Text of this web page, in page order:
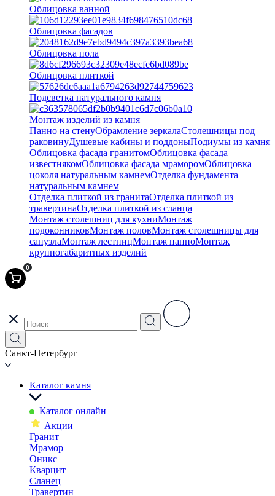
Облицовка ванной
Облицовка фасадов
Облицовка пола
Облицовка плиткой
Подсветка натурального камня
Монтаж изделий из камня
Панно на стенуОбрамление зеркалаСтолешницы под
раковинуДушевые кабины и поддоныПодиумы из камня
Облицовка фасада гранитомОблицовка фасада
известнякомОблицовка фасада мраморомОблицовка
цоколя натуральным камнемОтделка фундамента
натуральным камнем
Отделка плиткой из гранитаОтделка плиткой из
травертинаОтделка плиткой из сланца
Монтаж столешниц для кухниМонтаж
подоконниковМонтаж половМонтаж столешницы для
санузлаМонтаж лестницМонтаж панноМонтаж
крупногабаритных изделий
0
Санкт-Петербург
Каталог камня
Каталог онлайн
Акции
Гранит
Мрамор
Оникс
Кварцит
Сланец
Травертин